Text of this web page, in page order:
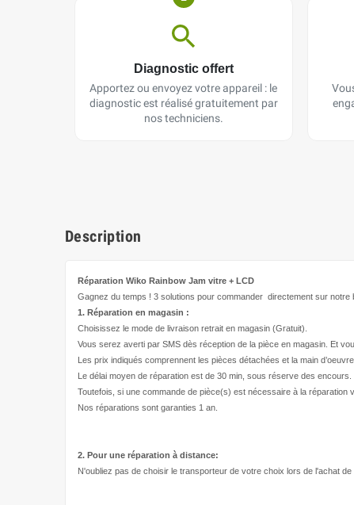
Diagnostic offert
Apportez ou envoyez votre appareil : le
diagnostic est réalisé gratuitement par
nos techniciens.
Description
Réparation Wiko Rainbow Jam vitre + LCD
Gagnez du temps ! 3 solutions pour commander directement sur notre
1. Réparation en magasin :
Choisissez le mode de livraison retrait en magasin (Gratuit).
Vous serez averti par SMS dès réception de la pièce en magasin. Et
Les prix indiqués comprennent les pièces détachées et la main d’oeuvre
Le délai moyen de réparation est de 30 min, sous réserve des encours.
Toutefois, si une commande de pièce(s) est nécessaire à la réparation
Nos réparations sont garanties 1 an.
2. Pour une réparation à distance:
N'oubliez pas de choisir le transporteur de votre choix lors de l'achat